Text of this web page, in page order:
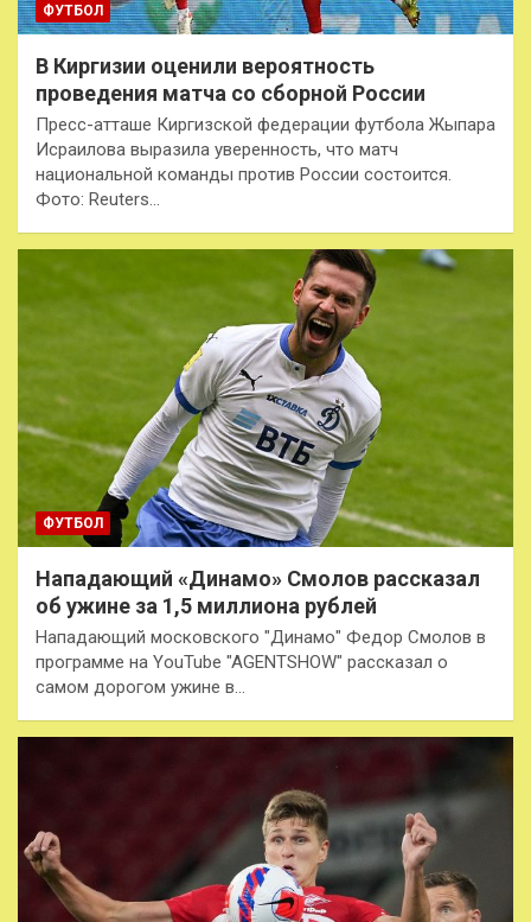
ФУТБОЛ
В Киргизии оценили вероятность
проведения матча со сборной России
Пресс-атташе Киргизской федерации футбола Жыпара
Исраилова выразила уверенность, что матч
национальной команды против России состоится.
Фото: Reuters…
ФУТБОЛ
Нападающий «Динамо» Смолов рассказал
об ужине за 1,5 миллиона рублей
Нападающий московского "Динамо" Федор Смолов в
программе на YouTube "AGENTSHOW" рассказал о
самом дорогом ужине в…